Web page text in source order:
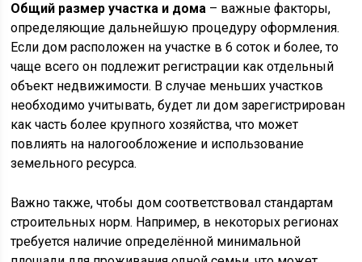
Общий размер участка и дома – важные факторы,
определяющие дальнейшую процедуру оформления.
Если дом расположен на участке в 6 соток и более, то
чаще всего он подлежит регистрации как отдельный
объект недвижимости. В случае меньших участков
необходимо учитывать, будет ли дом зарегистрирован
как часть более крупного хозяйства, что может
повлиять на налогообложение и использование
земельного ресурса.
Важно также, чтобы дом соответствовал стандартам
строительных норм. Например, в некоторых регионах
требуется наличие определённой минимальной